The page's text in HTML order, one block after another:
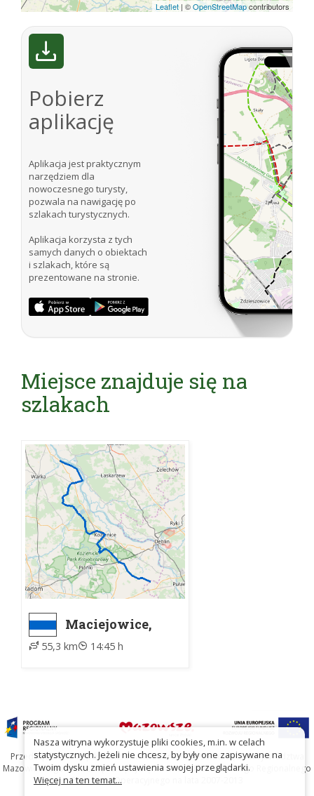
Leaflet | ©OpenStreetMapcontributors
Pobierz
aplikację
Aplikacja jest praktycznym
narzędziem dla
nowoczesnego turysty,
pozwala na nawigację po
szlakach turystycznych.
Aplikacja korzysta z tych
samych danych o obiektach
i szlakach, które są
prezentowane na stronie.
Miejsce znajduje się na
szlakach
Maciejowice,
parking DK48 -
Leokadiów,
55,3 km 14:45 h
Przedsięwzięcie współfinansowane ze środków Samorządu Województwa
Mazowieckiego oraz Unię Europejską w ramach Mazowieckiego Regionalnego
Programu Operacyjnego na lata 2007-2013
Nasza witryna wykorzystuje pliki cookies, m.in. w celach
statystycznych. Jeżeli nie chcesz, by były one zapisywane na
Twoim dysku zmień ustawienia swojej przeglądarki.
Więcej na ten temat...